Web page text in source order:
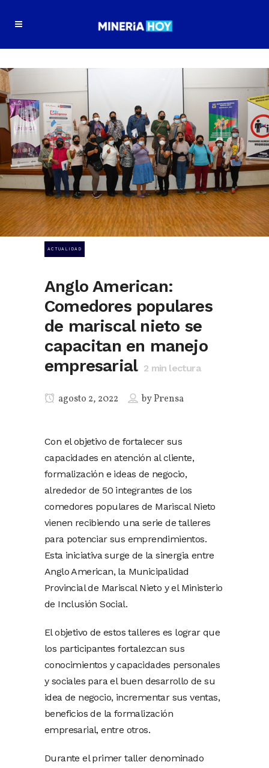
ACTUALIDAD
Anglo American:
Comedores populares
de mariscal nieto se
capacitan en manejo
empresarial 2 min lectura
agosto 2, 2022 byPrensa
Con el objetivo de fortalecer sus
capacidades en atención al cliente,
formalización e ideas de negocio,
alrededor de 50 integrantes de los
comedores populares de Mariscal Nieto
vienen recibiendo una serie de talleres
para potenciar sus emprendimientos.
Esta iniciativa surge de la sinergia entre
Anglo American, la Municipalidad
Provincial de Mariscal Nieto y el Ministerio
de Inclusión Social.
El objetivo de estos talleres es lograr que
los participantes fortalezcan sus
conocimientos y capacidades personales
y sociales para el buen desarrollo de su
idea de negocio, incrementar sus ventas,
beneficios de la formalización
empresarial, entre otros.
Durante el primer taller denominado